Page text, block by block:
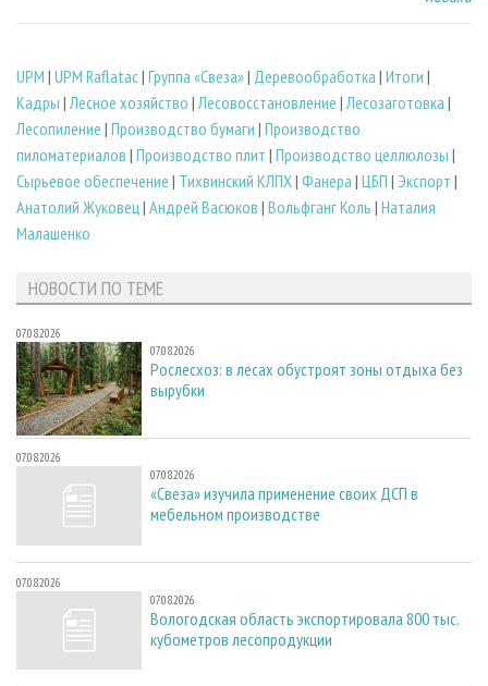
UPM | UPM Raflatac| Группа «Свеза»| Деревообработка | Итоги |
Кадры |Лесное хозяйство |Лесовосстановление |Лесозаготовка |
Лесопиление | Производство бумаги | Производство
пиломатериалов | Производство плит | Производство целлюлозы |
Сырьевое обеспечение | Тихвинский КЛПХ| Фанера | ЦБП | Экспорт |
Анатолий Жуковец| Андрей Васюков | Вольфганг Коль | Наталия
Малашенко
НОВОСТИ ПО ТЕМЕ
07.08.2026
07.08.2026
Рослесхоз: в лесах обустроят зоны отдыха без
вырубки
07.08.2026
07.08.2026
«Свеза» изучила применение своих ДСП в
мебельном производстве
07.08.2026
07.08.2026
Вологодская область экспортировала 800 тыс.
кубометров лесопродукции